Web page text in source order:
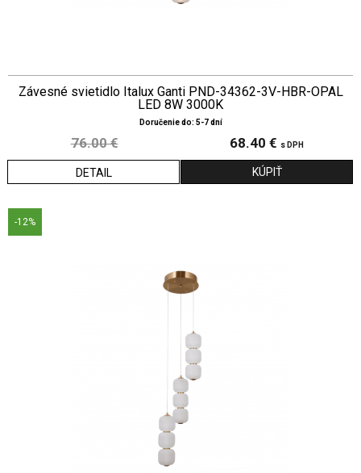
Závesné svietidlo Italux Ganti PND-34362-3V-HBR-OPAL
LED 8W 3000K
Doručenie do: 5-7 dní
76.00 € 68.40 € s DPH
DETAIL
-12%